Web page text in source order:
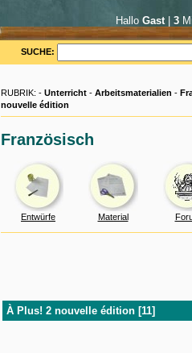
Hallo Gast| 3
SUCHE:
RUBRIK: - Unterricht - Arbeitsmaterialien -
nouvelle édition
Französisch
Entwürfe Material
À Plus! 2 nouvelle édition [11]